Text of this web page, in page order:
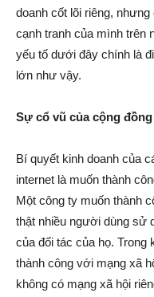
doanh cốt lõi riêng,
cạnh tranh của mình trên
yếu tố dưới đây chính là
lớn như vậy.
Sự cổ vũ của cộng đồng
Bí quyết kinh doanh của
internet là muốn thành
Một công ty muốn thành
thật nhiều người dùng sử
của đối tác của họ. Trong
thành công với mạng xã
không có mạng xã hội